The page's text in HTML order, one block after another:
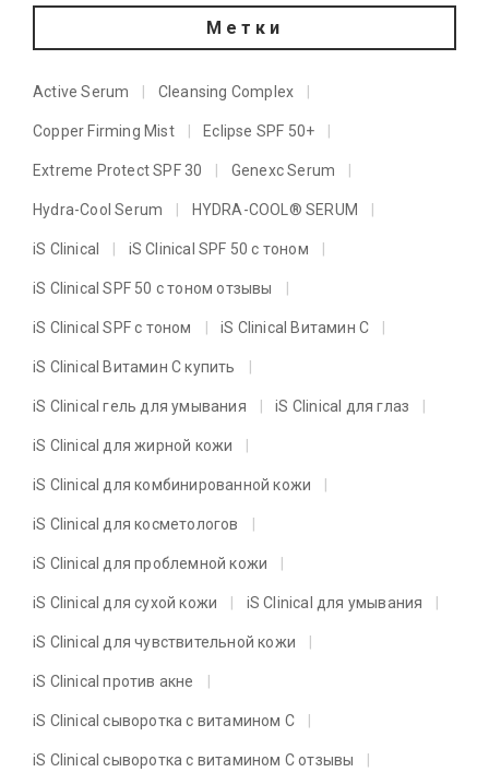
Метки
Active Serum Cleansing Complex
Copper Firming Mist Eclipse SPF 50+
Extreme Protect SPF 30 Genexc Serum
Hydra-Cool Serum HYDRA-COOL® SERUM
iS Clinical iS Clinical SPF 50 с тоном
iS Clinical SPF 50 с тоном отзывы
iS Clinical SPF с тоном iS Clinical Витамин C
iS Clinical Витамин C купить
iS Clinical гель для умывания iS Clinical для глаз
iS Clinical для жирной кожи
iS Clinical для комбинированной кожи
iS Clinical для косметологов
iS Clinical для проблемной кожи
iS Clinical для сухой кожи iS Clinical для умывания
iS Clinical для чувствительной кожи
iS Clinical против акне
iS Clinical сыворотка с витамином C
iS Clinical сыворотка с витамином C отзывы